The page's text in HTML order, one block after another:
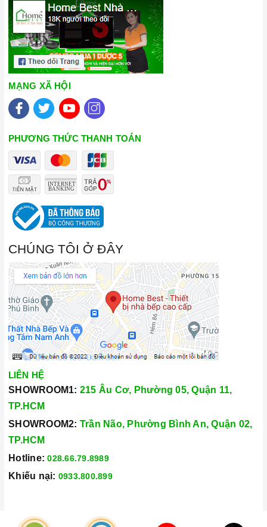
gốc sản phẩm chính hãng. Chúng tôi tự tin mang đến cho
quý khách hàng dịch vụ chăm sóc khách hàng tận tâm và
chính sách bảo hành, hậu mãi chuyên nghiệp nhất.
Xem thêm tại đây: Home Best Care - Trung tâm bảo trì,
sửa chữa thiết bị nhà bếp cao cấp
MẠNG XÃ HỘI
PHƯƠNG THỨC THANH TOÁN
CHÚNG TÔI Ở ĐÂY
LIÊN HỆ
SHOWROOM1: 215 Âu Cơ, Phường 05, Quận 11,
TP.HCM
SHOWROOM2: Trần Não, Phường Bình An, Quận 02,
TP.HCM
Hotline: 028.66.79.8989
Khiếu nại: 0933.800.899